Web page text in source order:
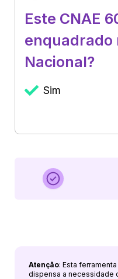
Este CNAE
enquadrado
Nacional?
Sim
Atenção: Esta
dispensa a necessidade